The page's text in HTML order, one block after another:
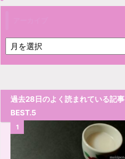
過去28日のよく読まれている記事
BEST.5
1